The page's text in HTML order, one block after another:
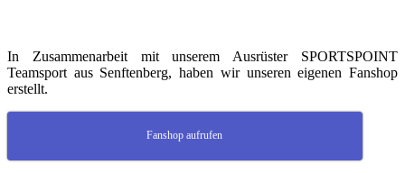
In Zusammenarbeit mit unserem Ausrüster SPORTSPOINT
Teamsport aus Senftenberg, haben wir unseren eigenen Fanshop
erstellt.
Fanshop aufrufen